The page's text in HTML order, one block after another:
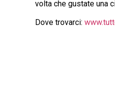
volta che gustate una
Dove trovarci: